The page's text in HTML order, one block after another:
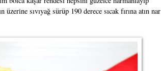
üzerine sıvıyağ sürüp 190 derece sıcak fırına atın nar